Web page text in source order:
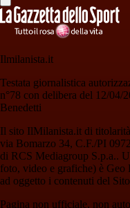
Ilmilanista.it
Testata giornalistica
n°78 con delibera del 12/04/
Benedetti
Il sito IlMilanista.it di
via Bomarzo 34, C.F./PI
di RCS Mediagroup S.p.a..
foto, video e grafiche) è Geo
ad oggetto i contenuti del
Pagina non ufficiale, non